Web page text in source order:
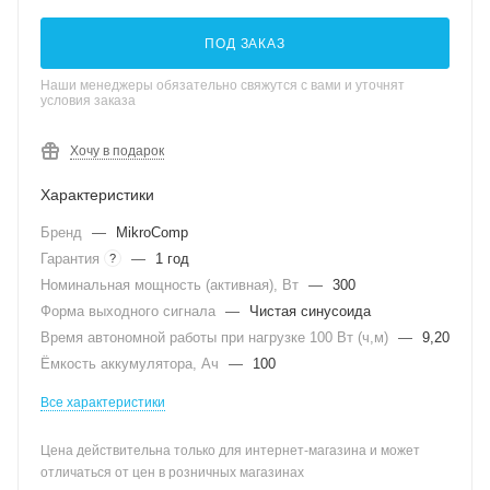
ПОД ЗАКАЗ
Наши менеджеры обязательно свяжутся с вами и уточнят
условия заказа
Хочу в подарок
Характеристики
Бренд —
MikroComp
Гарантия
? —
1 год
Номинальная мощность (активная), Вт — 300
Форма выходного сигнала —
Чистая синусоида
Время автономной работы при нагрузке 100 Вт (ч,м) — 9,20
Ёмкость аккумулятора, Ач
— 100
Все характеристики
Цена действительна только для интернет-магазина и может
отличаться от цен в розничных магазинах